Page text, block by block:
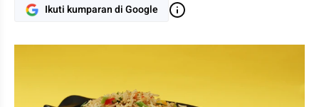
Ikuti kumparan di Google